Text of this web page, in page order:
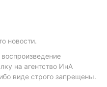
новости.
на агентство ИнА
виде строго запрещены.